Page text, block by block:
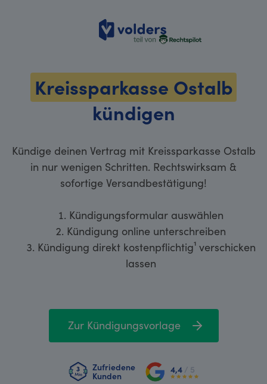
volders
Kreissparkasse Ostalb
kündigen
Kündige deinen Vertrag mit Kreissparkasse Ostalb
in nur wenigen Schritten. Rechtswirksam &
sofortige Versandbestätigung!
Kündigungsformular auswählen
Kündigung online unterschreiben
Kündigung direkt kostenpflichtig¹ verschicken
lassen
Zur Kündigungsvorlage
Zufriedene
Kunden
4,4 / 5